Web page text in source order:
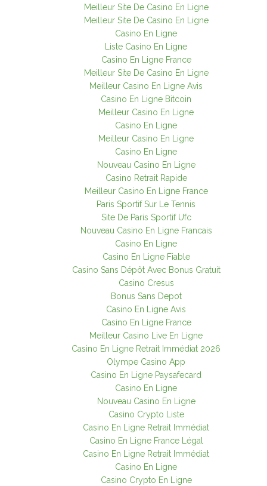
Meilleur Site De Casino En Ligne
Meilleur Site De Casino En Ligne
Casino En Ligne
Liste Casino En Ligne
Casino En Ligne France
Meilleur Site De Casino En Ligne
Meilleur Casino En Ligne Avis
Casino En Ligne Bitcoin
Meilleur Casino En Ligne
Casino En Ligne
Meilleur Casino En Ligne
Casino En Ligne
Nouveau Casino En Ligne
Casino Retrait Rapide
Meilleur Casino En Ligne France
Paris Sportif Sur Le Tennis
Site De Paris Sportif Ufc
Nouveau Casino En Ligne Francais
Casino En Ligne
Casino En Ligne Fiable
Casino Sans Dépôt Avec Bonus Gratuit
Casino Cresus
Bonus Sans Depot
Casino En Ligne Avis
Casino En Ligne France
Meilleur Casino Live En Ligne
Casino En Ligne Retrait Immédiat 2026
Olympe Casino App
Casino En Ligne Paysafecard
Casino En Ligne
Nouveau Casino En Ligne
Casino Crypto Liste
Casino En Ligne Retrait Immédiat
Casino En Ligne France Légal
Casino En Ligne Retrait Immédiat
Casino En Ligne
Casino Crypto En Ligne